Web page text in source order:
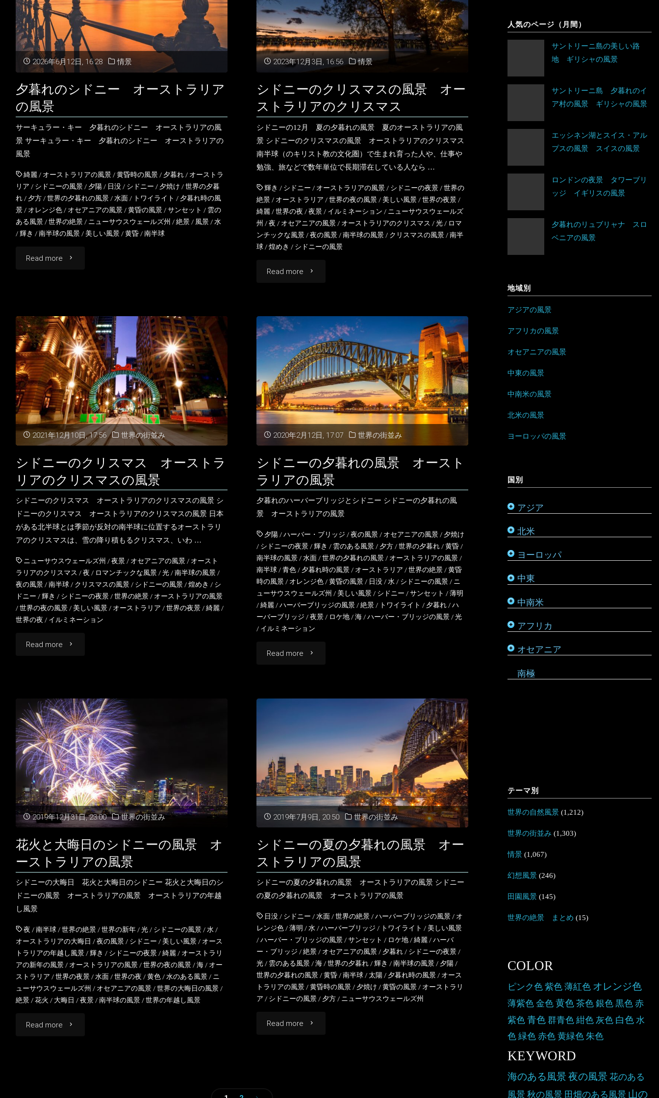
2026年6月12日, 16:28 情景
夕暮れのシドニー オーストラリア
の風景
サーキュラー・キー 夕暮れのシドニー オーストラリアの風
景 サーキュラー・キー 夕暮れのシドニー オーストラリアの
風景
綺麗 / オーストラリアの風景 /黄昏時の風景 / 夕暮れ / オーストラ
リア / シドニーの風景/ 夕陽/ 日没/ シドニー / 夕焼け /世界の夕暮
れ/ 夕方/世界の夕暮れの風景/水面/ トワイライト / 夕暮れ時の風
景/ オレンジ色/ オセアニアの風景/黄昏の風景/サンセット / 雲の
ある風景/世界の絶景/ ニューサウスウェールズ州 /絶景/ 風景/水
/輝き /南半球の風景/ 美しい風景/黄昏/南半球
Read more "夕
の
シ
ド
ニ
ー
オ
ス
ト
リ
ア
の
風
2023年12月3日, 16:56 情景
シドニーのクリスマスの風景 オー
ストラリアのクリスマス
シドニーの12月 夏の夕暮れの風景 夏のオーストラリアの風
景 シドニーのクリスマスの風景 オーストラリアのクリスマス
南半球（のキリスト教の文化圏）で生まれ育った人や、仕事や
勉強、旅などで数年単位で長期滞在している人なら …
輝き / シドニー / オーストラリアの風景 / シドニーの夜景 /世界の
絶景/ オーストラリア /世界の夜の風景/ 美しい風景/世界の夜景/
綺麗 /世界の夜 /夜景/ イルミネーション / ニューサウスウェールズ
州 /夜 / オセアニアの風景/ オーストラリアのクリスマス /光/ ロマ
ンチックな風景/夜の風景/南半球の風景/ クリスマスの風景/南半
球/煌めき / シドニーの風景
Read more "シ
ー
の
ク
リ
ス
マ
ス
の
風
景
オ
ー
ト
ス
マ
ス"
2021年12月10日, 17:56 世界の街並み
シドニーのクリスマス オーストラ
リアのクリスマスの風景
シドニーのクリスマス オーストラリアのクリスマスの風景 シ
ドニーのクリスマス オーストラリアのクリスマスの風景 日本
がある北半球とは季節が反対の南半球に位置するオーストラリ
アのクリスマスは、雪の降り積もるクリスマス、いわ …
ニューサウスウェールズ州 /夜景 / オセアニアの風景 / オースト
ラリアのクリスマス /夜 / ロマンチックな風景/光/南半球の風景/
夜の風景/南半球/ クリスマスの風景/ シドニーの風景/煌めき / シ
ドニー /輝き / シドニーの夜景/世界の絶景/ オーストラリアの風景
/世界の夜の風景/ 美しい風景/ オーストラリア /世界の夜景/綺麗 /
世界の夜 / イルミネーション
Read more "シ
ー
の
ク
リ
ス
マ
ス
オ
ー
ト
ラ
リ
ア
2020年2月12日, 17:07 世界の街並み
シドニーの夕暮れの風景 オースト
ラリアの風景
夕暮れのハーバーブリッジとシドニー シドニーの夕暮れの風
景 オーストラリアの風景
夕陽 /ハーバー・ブリッジ /夜の風景 / オセアニアの風景 / 夕焼け
/ シドニーの夜景/輝き / 雲のある風景/ 夕方/世界の夕暮れ/黄昏/
南半球の風景/水面/世界の夕暮れの風景/ オーストラリアの風景/
南半球/青色/ 夕暮れ時の風景/ オーストラリア /世界の絶景/黄昏
時の風景/ オレンジ色/黄昏の風景/ 日没/水 / シドニーの風景/ ニ
ューサウスウェールズ州 / 美しい風景/ シドニー /サンセット /薄明
/綺麗 /ハーバーブリッジの風景/絶景/ トワイライト / 夕暮れ/ハ
ーバーブリッジ /夜景/ ロケ地/海/ハーバー・ブリッジの風景/光
/ イルミネーション
Read more "シ
の
暮
れ
の
風
景
オ
ー
ス
ト
ラ
リ
ア
2019年12月31日, 23:00 世界の街並み
花火と大晦日のシドニーの風景 オ
ーストラリアの風景
シドニーの大晦日 花火と大晦日のシドニー 花火と大晦日のシ
ドニーの風景 オーストラリアの風景 オーストラリアの年越
し風景
夜 /南半球 /世界の絶景 /世界の新年 /光 / シドニーの風景 /水 /
オーストラリアの大晦日 /夜の風景/ シドニー / 美しい風景/ オース
トラリアの年越し風景/輝き / シドニーの夜景/綺麗 / オーストラリ
アの新年の風景/ オーストラリアの風景/世界の夜の風景/海/ オー
ストラリア /世界の夜景/水面/世界の夜 /黄色/水のある風景/ ニ
ューサウスウェールズ州 / オセアニアの風景/世界の大晦日の風景/
絶景/花火 / 大晦日 /夜景/南半球の風景/世界の年越し風景
Read more "花
2019年7月9日, 20:50 世界の街並み
シドニーの夏の夕暮れの風景 オー
ストラリアの風景
シドニーの夏の夕暮れの風景 オーストラリアの風景 シドニー
の夏の夕暮れの風景 オーストラリアの風景
日没 / シドニー /水面 /世界の絶景 /ハーバーブリッジの風景 / オ
レンジ色/薄明 /水 /ハーバーブリッジ / トワイライト / 美しい風景
/ハーバー・ブリッジの風景/サンセット / ロケ地/綺麗 /ハーバ
ー・ブリッジ /絶景/ オセアニアの風景/ 夕暮れ/ シドニーの夜景/
光/ 雲のある風景/海/世界の夕暮れ/輝き /南半球の風景/ 夕陽/
世界の夕暮れの風景/黄昏/南半球/ 太陽/ 夕暮れ時の風景/ オース
トラリアの風景/黄昏時の風景/ 夕焼け /黄昏の風景/ オーストラリ
ア / シドニーの風景/ 夕方/ ニューサウスウェールズ州
Read more "シ
人気のページ（月間）
サントリーニ島の美しい路
地 ギリシャの風景
サントリーニ島 夕暮れのイ
ア村の風景 ギリシャの風景
エッシネン湖とスイス・アル
プスの風景 スイスの風景
ロンドンの夜景 タワーブリ
ッジ イギリスの風景
夕暮れのリュブリャナ スロ
ベニアの風景
地域別
アジアの風景
アフリカの風景
オセアニアの風景
中東の風景
中南米の風景
北米の風景
ヨーロッパの風景
国別
アジア
スリランカ
台湾
タジキスタン
チベット
トルクメニスタン
ネパール
フィリピン
ベトナム
ボルネオ
香港
マレーシア
モルディブ
北米
カナダ
メキシコ
ヨーロッパ
デンマーク
ノルウェー
ハンガリー
フランス
ベラルーシ
ボスニア・ヘルツェゴビナ
モナコ
モンテネグロ
ラトビア
リトアニア
ルーマニア
ルクセンブルク
ロシア
タタールスタン共和国
中東
イスラエル
イラン
オマーン
クウェート
シリア
バーレーン
パレスチナ
ヨルダン
レバノン
中南米
アルゼンチン
アンティグア・バーブーダ
ウルグアイ
エクアドル
グアテマラ
グレナダ
コスタリカ
コロンビア
ジャマイカ
チリ
トリニダード・トバゴ
ニカラグア
ハイチ
バハマ
パラグアイ
ブラジル
ベネズエラ
ベリーズ
ペルー
ボリビア
ホンジュラス
アフリカ
アルジェリア
エジプト
エリトリア
カメルーン
コンゴ
ジンバブエ
スーダン
セーシェル
タンザニア
チュニジア
マダガスカル
マラウイ
南アフリカ
モザンビーク
モロッコ
モーリシャス
ルワンダ
オセアニア
オーストラリア
サモア
ソロモン諸島
トンガ
ニュージーランド
バヌアツ
パラオ
仏領ポリネシア
タヒチ
マーシャル諸島
南極
テーマ別
世界の自然風景 (1,212)
世界の街並み (1,303)
情景 (1,067)
幻想風景 (246)
田園風景 (145)
世界の絶景 まとめ (15)
COLOR
ピンク色 紫色 薄紅色 オレンジ色
薄紫色 金色 黄色 茶色 銀色 黒色 赤
紫色 青色 群青色 紺色 灰色 白色 水
色 緑色 赤色 黄緑色 朱色
KEYWORD
海のある風景夜の風景 花のある
風景 秋の風景 田畑のある風景 山の